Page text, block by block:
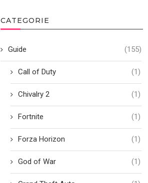
CATEGORIE
Guide (155)
Call of Duty (1)
Chivalry 2 (1)
Fortnite (1)
Forza Horizon (1)
God of War (1)